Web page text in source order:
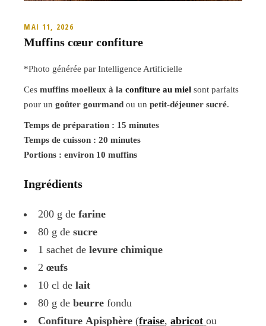
MAI 11, 2026
Muffins cœur confiture
*Photo générée par Intelligence Artificielle
Cesmuffins moelleux à la confiture au miel sont parfaits
pour ungoûter gourmand ou unpetit-déjeuner sucré.
Temps de préparation : 15 minutes
Temps de cuisson : 20 minutes
Portions : environ 10 muffins
Ingrédients
200 g de farine
80 g de sucre
1 sachet de levure chimique
2œufs
10 cl delait
80 g de beurre fondu
Confiture Apisphère (fraise,abricot ou